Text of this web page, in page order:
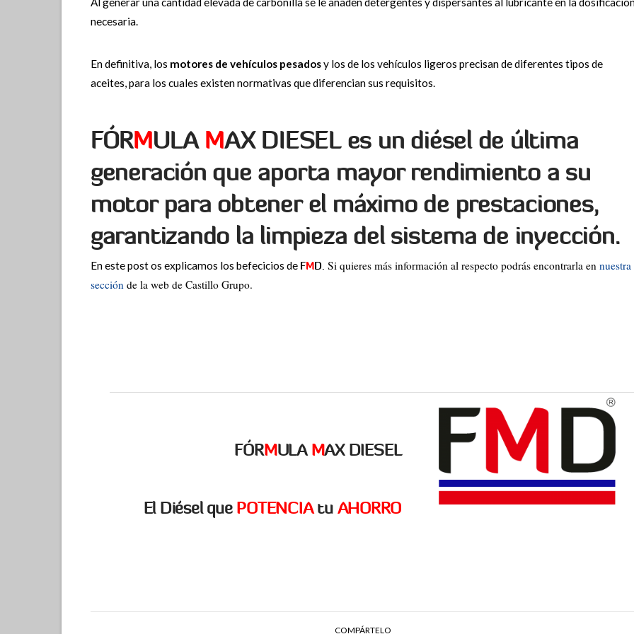
necesaria.
En definitiva, los motores de vehículos pesadosy los de los vehículos ligeros precisan de diferentes tipos de
aceites, para los cuales existen normativas que diferencian sus requisitos.
FÓRMULA MAX DIESEL es un diésel de última
generación que aporta mayor rendimiento a su
motor para obtener el máximo de prestaciones,
garanti­zando la limpieza del sistema de inyección.
En este post os explicamos los befecicios de FMD. Si quieres más información al respecto podrás encontrarla en nuestra
secciónde la web de Castillo Grupo.
FÓRMULAMAX DIESEL
El Diésel que POTENCIAtu AHORRO
COMPÁRTELO